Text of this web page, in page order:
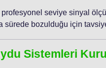
seviye sinyal
sürede bozulduğu için
Sistemleri